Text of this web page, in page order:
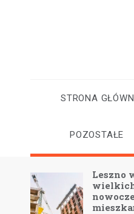
STRONA
POZOSTAŁE
Leszno